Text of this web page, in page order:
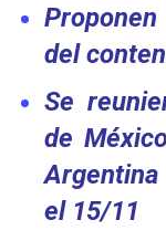
del
Se
de
el 15/11